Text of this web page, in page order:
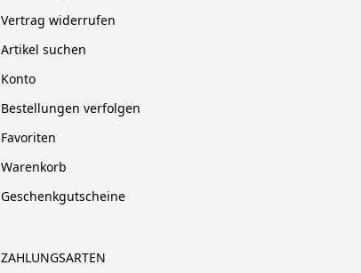
Vertrag widerrufen
Artikel suchen
Konto
Bestellungen verfolgen
Favoriten
Warenkorb
Geschenkgutscheine
ZAHLUNGSARTEN